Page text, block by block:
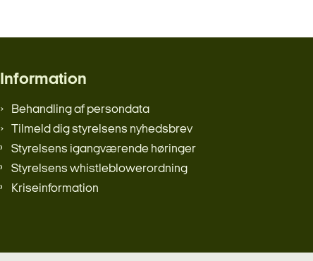
Information
Behandling af persondata
Tilmeld dig styrelsens nyhedsbrev
Styrelsens igangværende høringer
Styrelsens whistleblowerordning
Kriseinformation